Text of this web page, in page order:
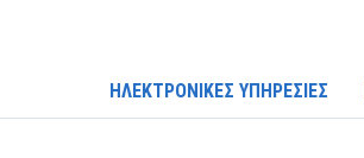
ΗΛΕΚΤΡΟΝΙΚΕΣ ΥΠΗΡΕΣΙΕΣ